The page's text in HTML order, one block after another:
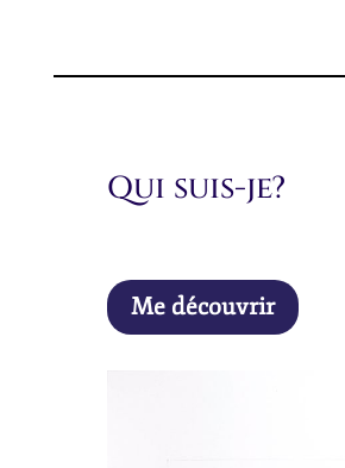
Qui suis-je?
Me découvrir